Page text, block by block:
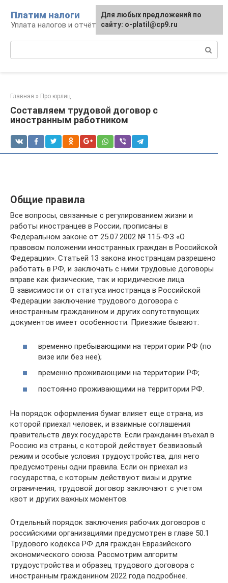
контенту
Платим налоги
Уплата налогов и отчётность
Главная » Про юрлиц
Составляем трудовой договор с
иностранным работником
Общие правила
Все вопросы, связанные с регулированием жизни и
работы иностранцев в России, прописаны в
Федеральном законе от 25.07.2002 № 115-ФЗ «О
правовом положении иностранных граждан в Российской
Федерации». Статьей 13 закона иностранцам разрешено
работать в РФ, и заключать с ними трудовые договоры
вправе как физические, так и юридические лица.
В зависимости от статуса иностранца в Российской
Федерации заключение трудового договора с
иностранным гражданином и других сопутствующих
документов имеет особенности. Приезжие бывают:
временно пребывающими на территории РФ (по
визе или без нее);
временно проживающими на территории РФ;
постоянно проживающими на территории РФ.
На порядок оформления бумаг влияет еще страна, из
которой приехал человек, и взаимные соглашения
правительств двух государств. Если гражданин въехал в
Россию из страны, с которой действует безвизовый
режим и особые условия трудоустройства, для него
предусмотрены одни правила. Если он приехал из
государства, с которым действуют визы и другие
ограничения, трудовой договор заключают с учетом
квот и других важных моментов.
Отдельный порядок заключения рабочих договоров с
российскими организациями предусмотрен в главе 50.1
Трудового кодекса РФ для граждан Евразийского
экономического союза. Рассмотрим алгоритм
трудоустройства и образец трудового договора с
иностранным гражданином 2022 года подробнее.
Для любых предложений по
сайту: o-platil@cp9.ru